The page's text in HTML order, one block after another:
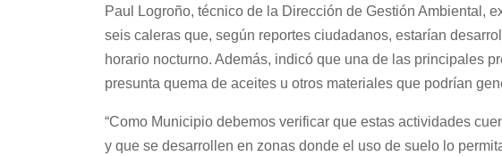
Paul Logroño, técnico de la Dirección de Gestión Ambiental,
seis caleras que, según reportes ciudadanos, estarían
horario nocturno. Además, indicó que una de las principales
presunta quema de aceites u otros materiales que podrían
“Como Municipio debemos verificar que estas actividades
y que se desarrollen en zonas donde el uso de suelo lo